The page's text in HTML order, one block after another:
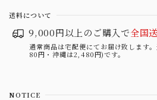
送料について
9,000円以上のご購入で全国
通常商品は宅配便にてお届け致します
80円・沖縄は2,480円)です。
NOTICE